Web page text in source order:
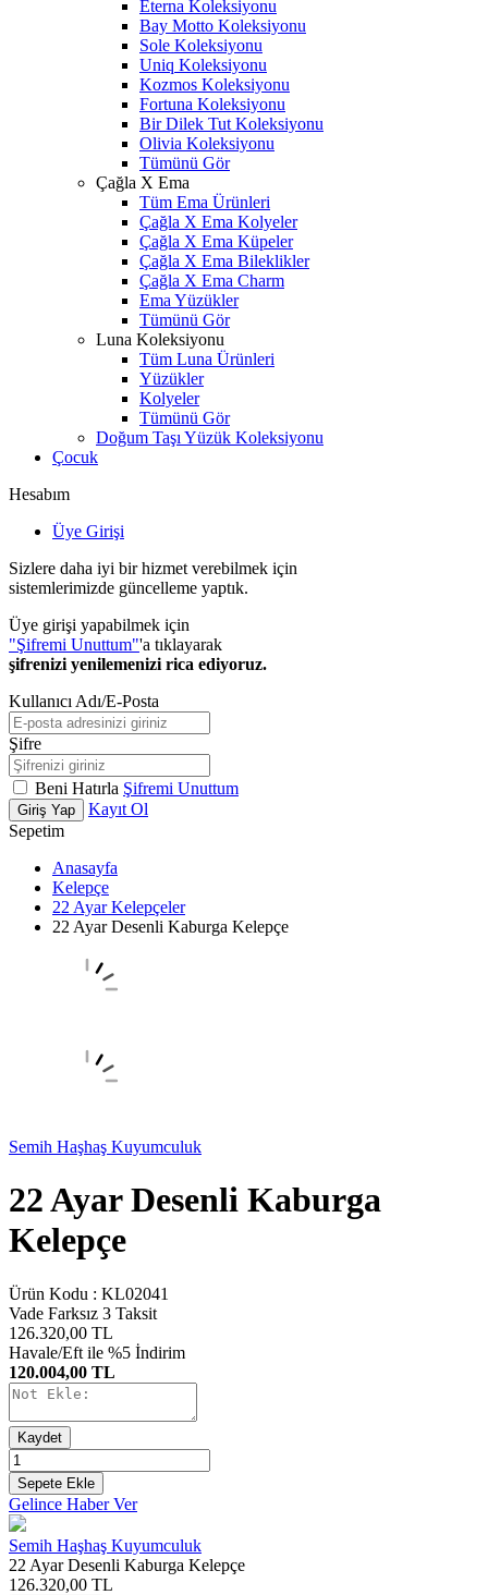
Eterna Koleksiyonu
Bay Motto Koleksiyonu
Sole Koleksiyonu
Uniq Koleksiyonu
Kozmos Koleksiyonu
Fortuna Koleksiyonu
Bir Dilek Tut Koleksiyonu
Olivia Koleksiyonu
Tümünü Gör
Çağla X Ema
Tüm Ema Ürünleri
Çağla X Ema Kolyeler
Çağla X Ema Küpeler
Çağla X Ema Bileklikler
Çağla X Ema Charm
Ema Yüzükler
Tümünü Gör
Luna Koleksiyonu
Tüm Luna Ürünleri
Yüzükler
Kolyeler
Tümünü Gör
Doğum Taşı Yüzük Koleksiyonu
Çocuk
Hesabım
Üye Girişi
Sizlere daha iyi bir hizmet verebilmek için
sistemlerimizde güncelleme yaptık.
Üye girişi yapabilmek için
"Şifremi Unuttum"'a tıklayarak
şifrenizi yenilemenizi rica ediyoruz.
Kullanıcı Adı/E-Posta
Şifre
Beni Hatırla Şifremi Unuttum
Giriş Yap
Kayıt Ol
Sepetim
Anasayfa
Kelepçe
22 Ayar Kelepçeler
22 Ayar Desenli Kaburga Kelepçe
Semih Haşhaş Kuyumculuk
22 Ayar Desenli Kaburga
Kelepçe
Ürün Kodu : KL02041
Vade Farksız 3 Taksit
126.320,00 TL
Havale/Eft ile %5 İndirim
120.004,00 TL
Kaydet
Sepete Ekle
Gelince Haber Ver
Semih Haşhaş Kuyumculuk
22 Ayar Desenli Kaburga Kelepçe
126.320,00 TL